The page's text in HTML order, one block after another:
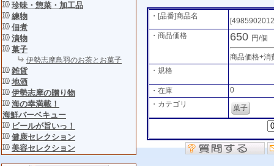
珍味・惣菜・加工品
練物
佃煮
漬物
菓子
伊勢志摩鳥羽のお茶とお菓子
雑貨
地酒
伊勢志摩の贈り物
海の幸満載！
海鮮バーベキュー
ビールが旨いっ！
健康セレクション
美容セレクション
・[品番]商品名
・商品価格
650 円/個
商品価格+消
・規格
・在庫
0
・カテゴリ
菓子